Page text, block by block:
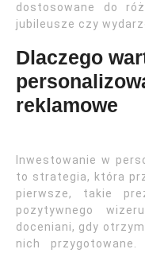
dostosowane do
jubileusze czy
Dlaczego
reklamowe
Inwestowanie w
to strategia, która
pierwsze, takie
pozytywnego
doceniani, gdy
nich